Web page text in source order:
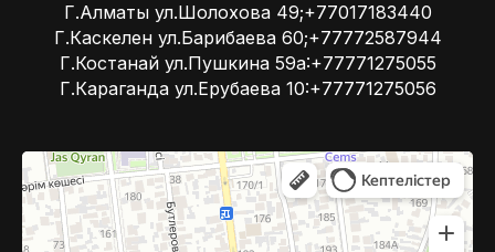
Г.Алматы ул.Шолохова 49;+77017183440
Г.Каскелен ул.Барибаева 60;+77772587944
Г.Костанай ул.Пушкина 59а:+77771275055
Г.Караганда ул.Ерубаева 10:+77771275056
Kompressor
Компрессоры и компрессорное оборудование в Алматы
Системы вентиляции в Алматы